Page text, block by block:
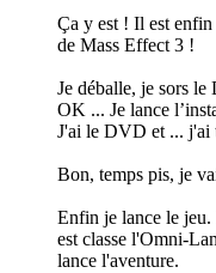
Ça y est ! Il est
de Mass Effect 3 !
Je déballe, je sors
OK ... Je lance
J'ai le DVD et ... j'ai
Bon, temps pis, je
Enfin je lance le jeu.
est classe l'Omni-
lance l'aventure.